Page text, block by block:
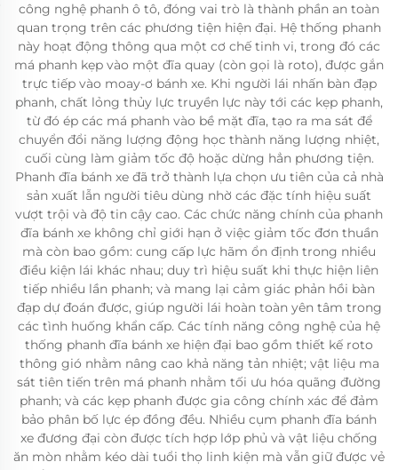
công nghệ phanh ô tô, đóng vai trò là thành phần an toàn
quan trọng trên các phương tiện hiện đại. Hệ thống phanh
này hoạt động thông qua một cơ chế tinh vi, trong đó các
má phanh kẹp vào một đĩa quay (còn gọi là roto), được gắn
trực tiếp vào moay-ơ bánh xe. Khi người lái nhấn bàn đạp
phanh, chất lỏng thủy lực truyền lực này tới các kẹp phanh,
từ đó ép các má phanh vào bề mặt đĩa, tạo ra ma sát để
chuyển đổi năng lượng động học thành năng lượng nhiệt,
cuối cùng làm giảm tốc độ hoặc dừng hẳn phương tiện.
Phanh đĩa bánh xe đã trở thành lựa chọn ưu tiên của cả nhà
sản xuất lẫn người tiêu dùng nhờ các đặc tính hiệu suất
vượt trội và độ tin cậy cao. Các chức năng chính của phanh
đĩa bánh xe không chỉ giới hạn ở việc giảm tốc đơn thuần
mà còn bao gồm: cung cấp lực hãm ổn định trong nhiều
điều kiện lái khác nhau; duy trì hiệu suất khi thực hiện liên
tiếp nhiều lần phanh; và mang lại cảm giác phản hồi bàn
đạp dự đoán được, giúp người lái hoàn toàn yên tâm trong
các tình huống khẩn cấp. Các tính năng công nghệ của hệ
thống phanh đĩa bánh xe hiện đại bao gồm thiết kế roto
thông gió nhằm nâng cao khả năng tản nhiệt; vật liệu ma
sát tiên tiến trên má phanh nhằm tối ưu hóa quãng đường
phanh; và các kẹp phanh được gia công chính xác để đảm
bảo phân bố lực ép đồng đều. Nhiều cụm phanh đĩa bánh
xe đương đại còn được tích hợp lớp phủ và vật liệu chống
ăn mòn nhằm kéo dài tuổi thọ linh kiện mà vẫn giữ được vẻ